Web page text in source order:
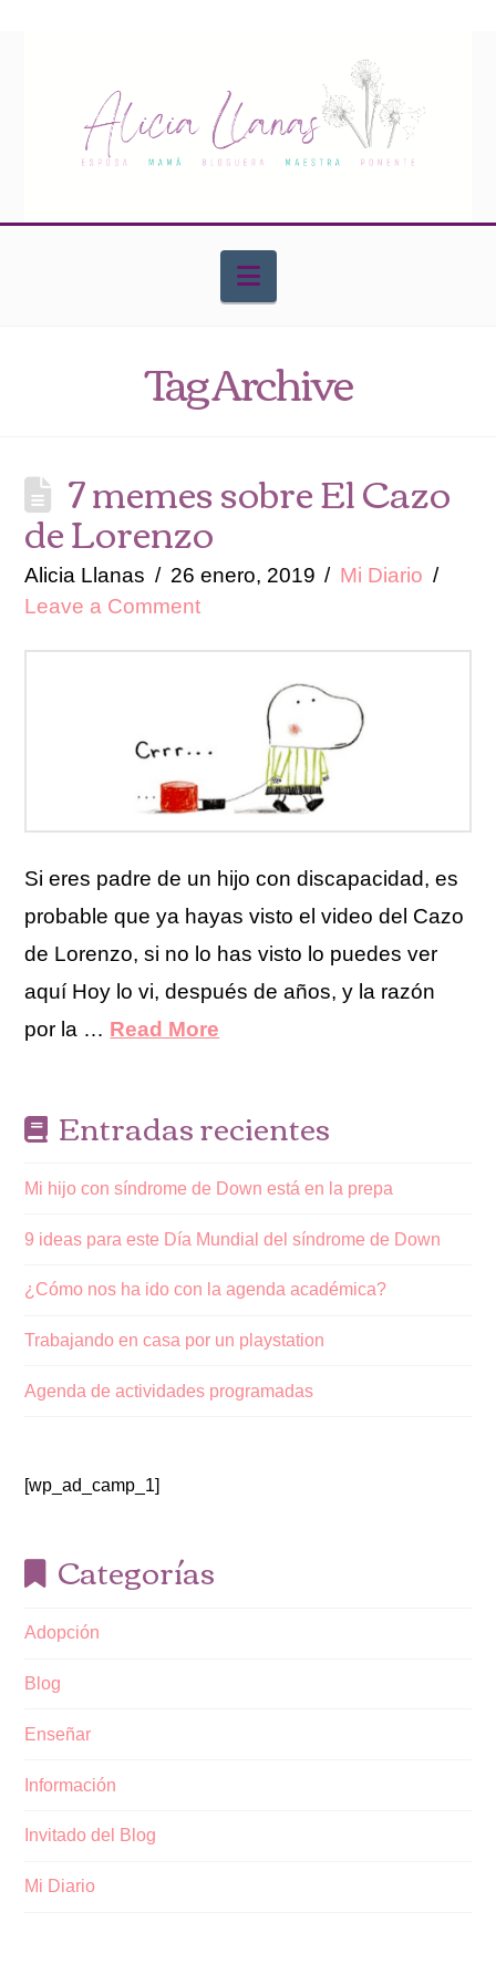
Navigation
Tag Archive
7 memes sobre El Cazo
de Lorenzo
Alicia Llanas 26 enero, 2019
Mi Diario
Leave a Comment
Si eres padre de un hijo con discapacidad, es
probable que ya hayas visto el video del Cazo
de Lorenzo, si no lo has visto lo puedes ver
aquí Hoy lo vi, después de años, y la razón
por la … Read More
Entradas recientes
Mi hijo con síndrome de Down está en la prepa
9 ideas para este Día Mundial del síndrome de Down
¿Cómo nos ha ido con la agenda académica?
Trabajando en casa por un playstation
Agenda de actividades programadas
[wp_ad_camp_1]
Categorías
Adopción
Blog
Enseñar
Información
Invitado del Blog
Mi Diario